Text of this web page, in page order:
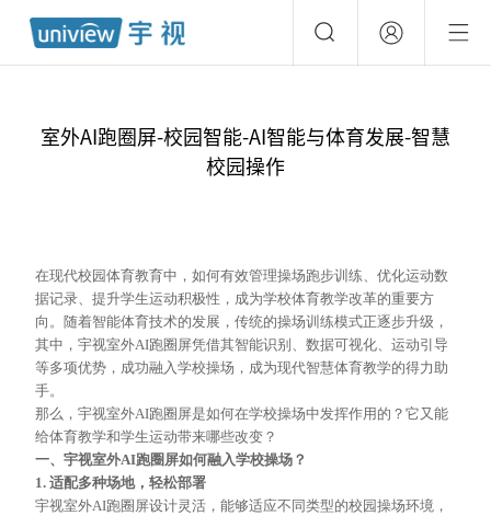
室外AI跑圈屏-校园智能-AI智能与体育发展-智慧
校园操作
在现代校园体育教育中，如何有效管理操场跑步训练、优化运动数
据记录、提升学生运动积极性，成为学校体育教学改革的重要方
向。随着智能体育技术的发展，传统的操场训练模式正逐步升级，
其中，宇视室外AI跑圈屏凭借其智能识别、数据可视化、运动引导
等多项优势，成功融入学校操场，成为现代智慧体育教学的得力助
手。
那么，宇视室外AI跑圈屏是如何在学校操场中发挥作用的？它又能
给体育教学和学生运动带来哪些改变？
一、宇视室外AI跑圈屏如何融入学校操场？
1. 适配多种场地，轻松部署
宇视室外AI跑圈屏设计灵活，能够适应不同类型的校园操场环境 ，